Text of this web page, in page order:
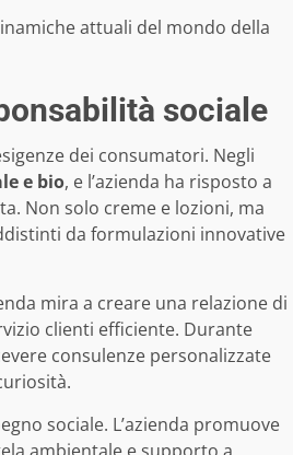
attuali del mondo della
sociale
dei consumatori. Negli
e bio, e l’azienda ha risposto a
Non solo creme e lozioni, ma
da formulazioni innovative
mira a creare una relazione di
clienti efficiente. Durante
consulenze personalizzate
sociale. L’azienda promuove